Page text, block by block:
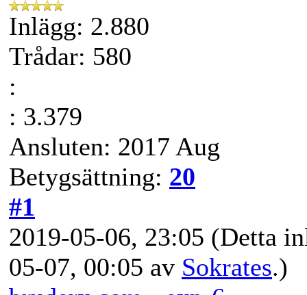
Inlägg: 2.880
Trådar: 580
:
: 3.379
Ansluten: 2017 Aug
Betygsättning: 20
#1
2019-05-06, 23:05 (Detta
05-07, 00:05 av Sokrates.)